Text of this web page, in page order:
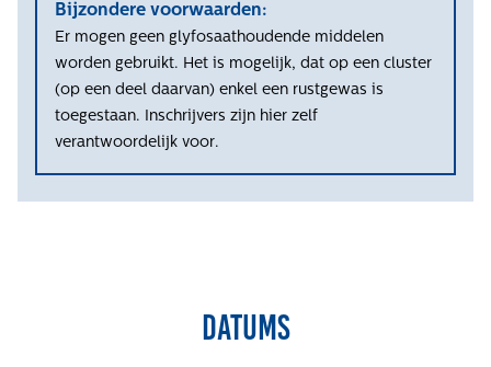
Bijzondere voorwaarden:
Er mogen geen glyfosaathoudende middelen
worden gebruikt. Het is mogelijk, dat op een cluster
(op een deel daarvan) enkel een rustgewas is
toegestaan. Inschrijvers zijn hier zelf
verantwoordelijk voor.
Datums